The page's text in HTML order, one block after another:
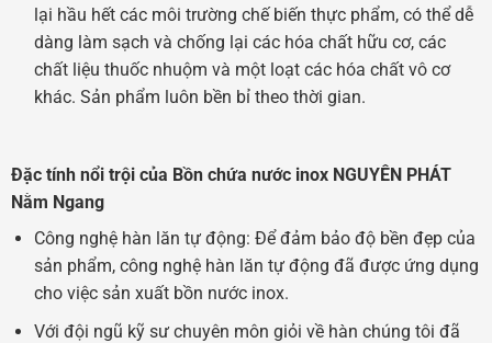
lại hầu hết các môi trường chế biến thực phẩm, có thể dễ
dàng làm sạch và chống lại các hóa chất hữu cơ, các
chất liệu thuốc nhuộm và một loạt các hóa chất vô cơ
khác. Sản phẩm luôn bền bỉ theo thời gian.
Đặc tính nổi trội của Bồn chứa nước inox NGUYÊN PHÁT
Nằm Ngang
Công nghệ hàn lăn tự động: Để đảm bảo độ bền đẹp của
sản phẩm, công nghệ hàn lăn tự động đã được ứng dụng
cho việc sản xuất bồn nước inox.
Với đội ngũ kỹ sư chuyên môn giỏi về hàn chúng tôi đã